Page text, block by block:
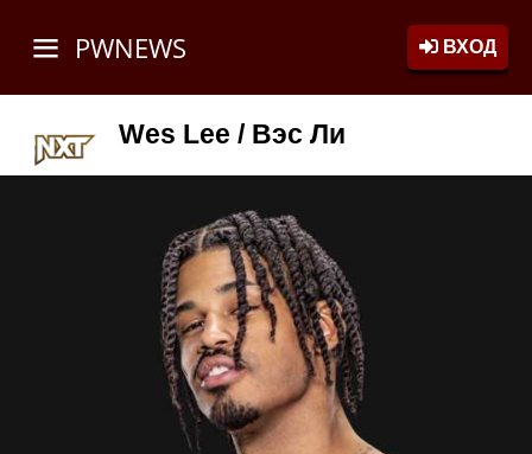
PWNEWS ВХОД
Wes Lee / Вэс Ли